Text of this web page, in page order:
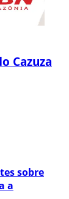
Cazuza
sobre
a